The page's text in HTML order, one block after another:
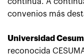
continua. A
convenios más
Universidad
reconocida